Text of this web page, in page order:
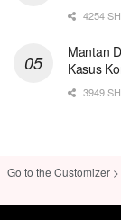
4254
Mantan
Kasus
3949
Go to the Customizer